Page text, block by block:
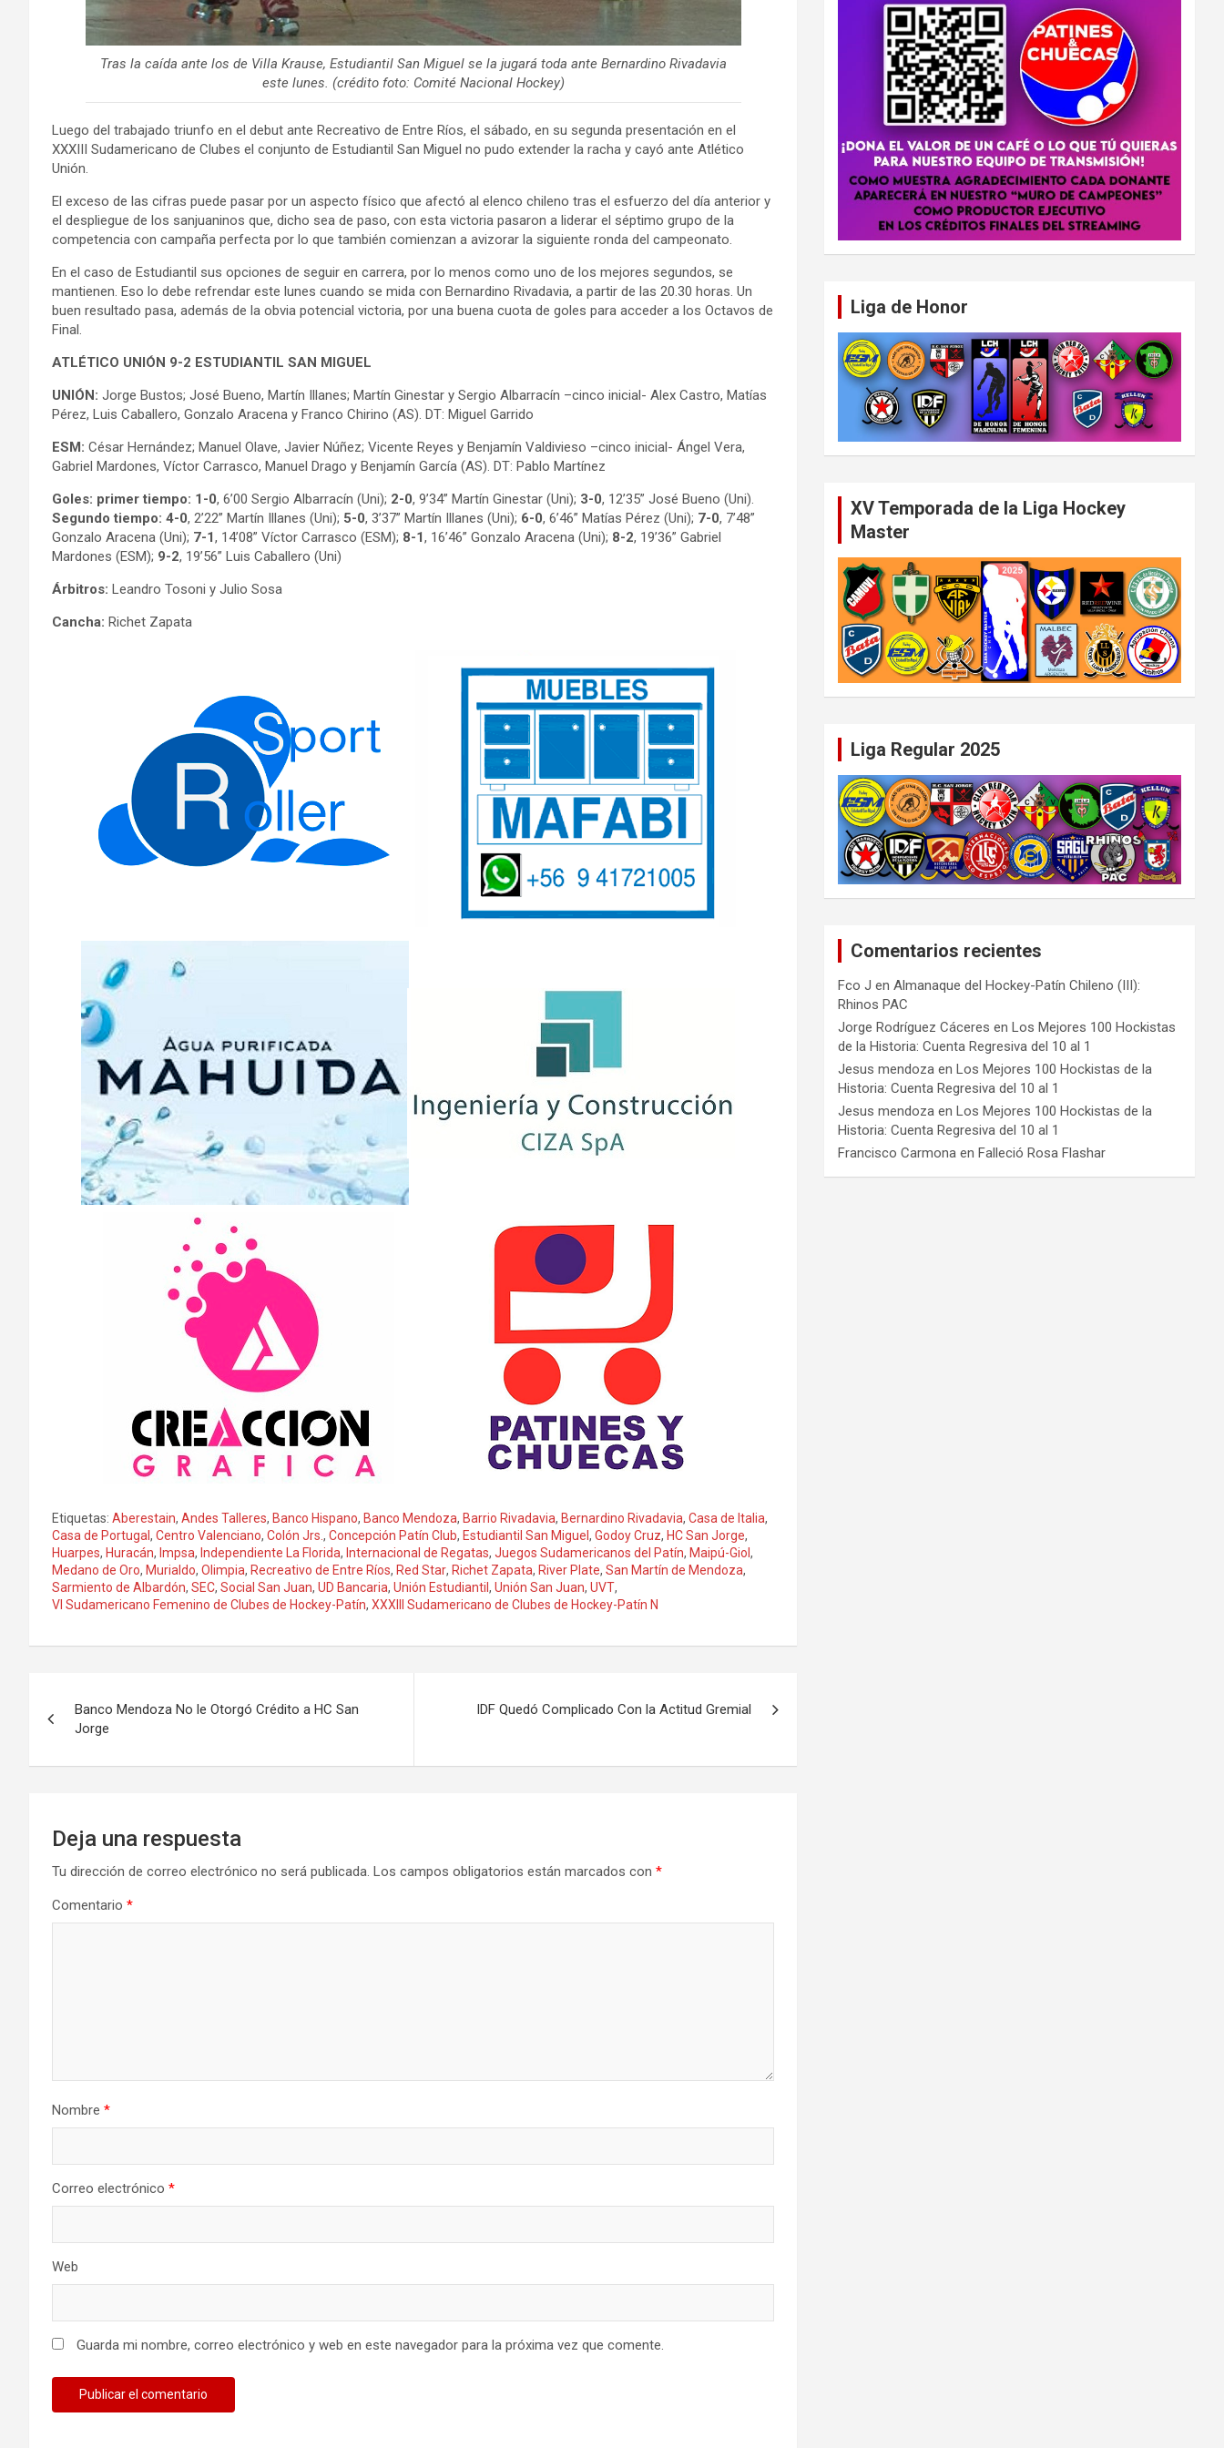
Tras la caída ante los de Villa Krause, Estudiantil San Miguel se la jugará toda ante Bernardino Rivadavia
este lunes. (crédito foto: Comité Nacional Hockey)
Luego del trabajado triunfo en el debut ante Recreativo de Entre Ríos, el sábado, en su segunda presentación en el
XXXIII Sudamericano de Clubes el conjunto de Estudiantil San Miguel no pudo extender la racha y cayó ante Atlético
Unión.
El exceso de las cifras puede pasar por un aspecto físico que afectó al elenco chileno tras el esfuerzo del día anterior y
el despliegue de los sanjuaninos que, dicho sea de paso, con esta victoria pasaron a liderar el séptimo grupo de la
competencia con campaña perfecta por lo que también comienzan a avizorar la siguiente ronda del campeonato.
En el caso de Estudiantil sus opciones de seguir en carrera, por lo menos como uno de los mejores segundos, se
mantienen. Eso lo debe refrendar este lunes cuando se mida con Bernardino Rivadavia, a partir de las 20.30 horas. Un
buen resultado pasa, además de la obvia potencial victoria, por una buena cuota de goles para acceder a los Octavos de
Final.
ATLÉTICO UNIÓN 9-2 ESTUDIANTIL SAN MIGUEL
UNIÓN: Jorge Bustos; José Bueno, Martín Illanes; Martín Ginestar y Sergio Albarracín –cinco inicial- Alex Castro, Matías
Pérez, Luis Caballero, Gonzalo Aracena y Franco Chirino (AS). DT: Miguel Garrido
ESM: César Hernández; Manuel Olave, Javier Núñez; Vicente Reyes y Benjamín Valdivieso –cinco inicial- Ángel Vera,
Gabriel Mardones, Víctor Carrasco, Manuel Drago y Benjamín García (AS). DT: Pablo Martínez
Goles: primer tiempo: 1-0, 6’00 Sergio Albarracín (Uni); 2-0, 9’34” Martín Ginestar (Uni); 3-0, 12’35” José Bueno (Uni).
Segundo tiempo: 4-0, 2’22” Martín Illanes (Uni); 5-0, 3’37” Martín Illanes (Uni); 6-0, 6’46” Matías Pérez (Uni); 7-0, 7’48”
Gonzalo Aracena (Uni); 7-1, 14’08” Víctor Carrasco (ESM); 8-1, 16’46” Gonzalo Aracena (Uni); 8-2, 19’36” Gabriel
Mardones (ESM); 9-2, 19’56” Luis Caballero (Uni)
Árbitros: Leandro Tosoni y Julio Sosa
Cancha: Richet Zapata
Etiquetas: Aberestain, Andes Talleres, Banco Hispano, Banco Mendoza, Barrio Rivadavia, Bernardino Rivadavia, Casa de Italia,
Casa de Portugal , Centro Valenciano, Colón Jrs. , Concepción Patín Club, Estudiantil San Miguel , Godoy Cruz, HC San Jorge,
Huarpes, Huracán, Impsa, Independiente La Florida, Internacional de Regatas, Juegos Sudamericanos del Patín, Maipú-Giol ,
Medano de Oro, Murialdo, Olimpia, Recreativo de Entre Ríos, Red Star, Richet Zapata, River Plate, San Martín de Mendoza,
Sarmiento de Albardón, SEC, Social San Juan, UD Bancaria, Unión Estudiantil , Unión San Juan, UVT,
VI Sudamericano Femenino de Clubes de Hockey-Patín, XXXIII Sudamericano de Clubes de Hockey-Patín N
de
entradas
Banco Mendoza No le Otorgó Crédito a HC San
Jorge
IDF Quedó Complicado Con la Actitud Gremial
Deja una respuesta
Tu dirección de correo electrónico no será publicada. Los campos obligatorios están marcados con *
Comentario *
Nombre *
Correo electrónico *
Web
Guarda mi nombre, correo electrónico y web en este navegador para la próxima vez que comente.
Liga de Honor
XV Temporada de la Liga Hockey
Master
Liga Regular 2025
Comentarios recientes
Fco J enAlmanaque del Hockey-Patín Chileno (III):
Rhinos PAC
Jorge Rodríguez Cáceres enLos Mejores 100 Hockistas
de la Historia: Cuenta Regresiva del 10 al 1
Jesus mendoza enLos Mejores 100 Hockistas de la
Historia: Cuenta Regresiva del 10 al 1
Jesus mendoza enLos Mejores 100 Hockistas de la
Historia: Cuenta Regresiva del 10 al 1
Francisco Carmona enFalleció Rosa Flashar